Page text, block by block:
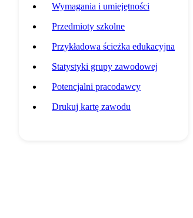
Wymagania i umiejętności
Przedmioty szkolne
Przykładowa ścieżka edukacyjna
Statystyki grupy zawodowej
Potencjalni pracodawcy
Drukuj kartę zawodu